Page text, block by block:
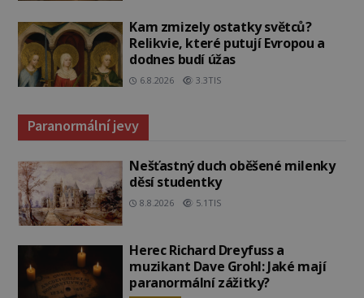
Kam zmizely ostatky světců?
Relikvie, které putují Evropou a
dodnes budí úžas
6.8.2026 3.3TIS
Paranormální jevy
Nešťastný duch oběšené milenky
děsí studentky
8.8.2026 5.1TIS
Herec Richard Dreyfuss a
muzikant Dave Grohl: Jaké mají
paranormální zážitky?